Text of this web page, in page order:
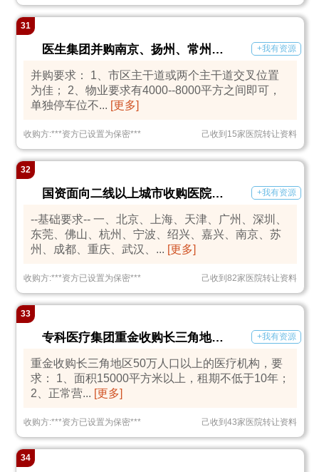
31
医生集团并购南京、扬州、常州一二级营利性医疗机构 +我有资源
并购要求： 1、市区主干道或两个主干道交叉位置
为佳； 2、物业要求有4000--8000平方之间即可，
单独停车位不... [更多]
收购方:***资方已设置为保密*** 己收到15家医院转让资料
32
国资面向二线以上城市收购医院、医养结合机构 +我有资源
--基础要求-- 一、北京、上海、天津、广州、深圳、
东莞、佛山、杭州、宁波、绍兴、嘉兴、南京、苏
州、成都、重庆、武汉、... [更多]
收购方:***资方已设置为保密*** 己收到82家医院转让资料
33
专科医疗集团重金收购长三角地区50万人口以上的医疗机构 +我有资源
重金收购长三角地区50万人口以上的医疗机构，要
求： 1、面积15000平方米以上，租期不低于10年；
2、正常营... [更多]
收购方:***资方已设置为保密*** 己收到43家医院转让资料
34